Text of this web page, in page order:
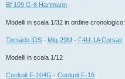
Bf 109 G-6 Hartmann
Modelli in scala 1/32 in ordine cronologico:
Tornado IDS - Mig-29M - F4U-1A Corsair
Modelli in scala 1/12
Cockpit F-104G - Cockpit F-16